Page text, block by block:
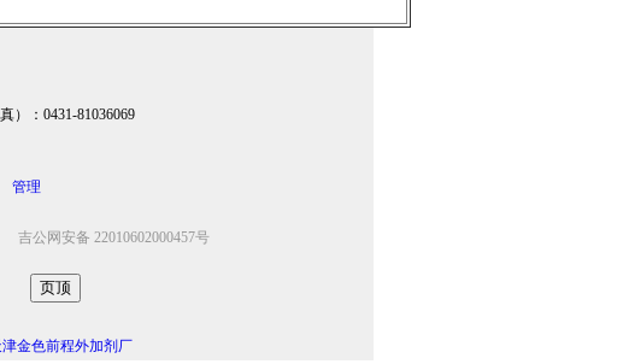
：0431-81036069
管理
吉公网安备 22010602000457号
津金色前程外加剂厂